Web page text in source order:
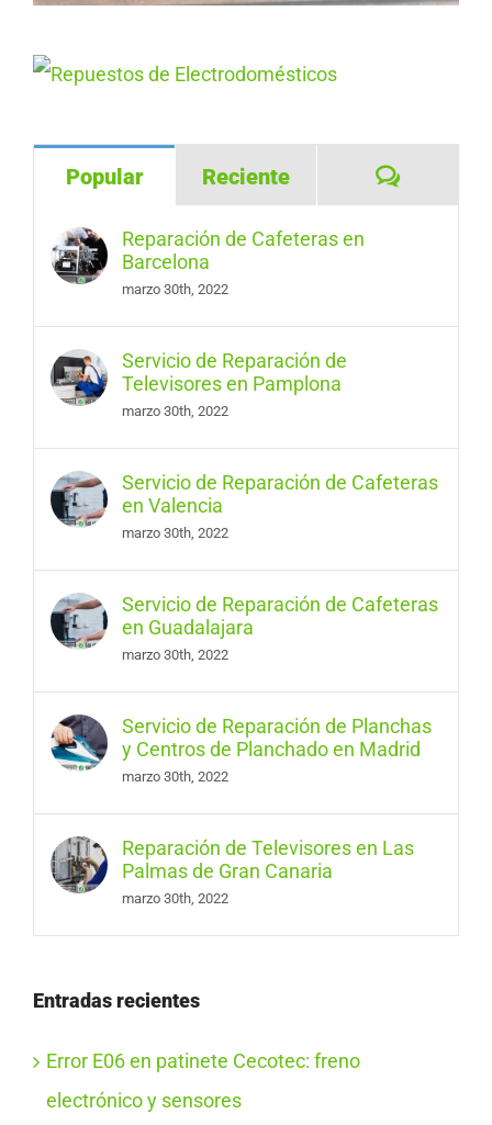
Popular Reciente
Reparación de Cafeteras en
Barcelona
marzo 30th, 2022
Servicio de Reparación de
Televisores en Pamplona
marzo 30th, 2022
Servicio de Reparación de Cafeteras
en Valencia
marzo 30th, 2022
Servicio de Reparación de Cafeteras
en Guadalajara
marzo 30th, 2022
Servicio de Reparación de Planchas
y Centros de Planchado en Madrid
marzo 30th, 2022
Reparación de Televisores en Las
Palmas de Gran Canaria
marzo 30th, 2022
Entradas recientes
Error E06 en patinete Cecotec: freno
electrónico y sensores